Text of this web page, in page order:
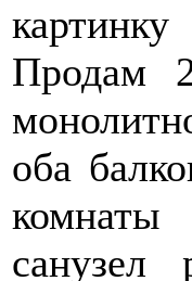
картинку
Продам
оба
комнаты
санузел